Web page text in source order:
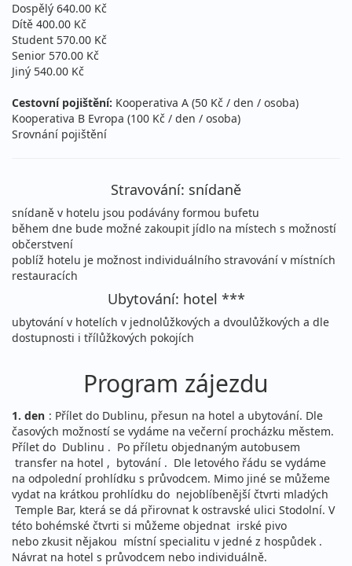
Dospělý 640.00 Kč
Dítě 400.00 Kč
Student 570.00 Kč
Senior 570.00 Kč
Jiný 540.00 Kč
Cestovní pojištění: Kooperativa A (50 Kč / den / osoba)
Kooperativa B Evropa (100 Kč / den / osoba)
Srovnání pojištění
Stravování: snídaně
snídaně v hotelu jsou podávány formou bufetu
během dne bude možné zakoupit jídlo na místech s možností
občerstvení
poblíž hotelu je možnost individuálního stravování v místních
restauracích
Ubytování: hotel ***
ubytování v hotelích v jednolůžkových a dvoulůžkových a dle
dostupnosti i třílůžkových pokojích
Program zájezdu
1. den : Přílet do Dublinu, přesun na hotel a ubytování. Dle
časových možností se vydáme na večerní procházku městem.
Přílet do Dublinu . Po příletu objednaným autobusem
transfer na hotel , bytování . Dle letového řádu se vydáme
na odpolední prohlídku s průvodcem. Mimo jiné se můžeme
vydat na krátkou prohlídku do nejoblíbenější čtvrti mladých
Temple Bar, která se dá přirovnat k ostravské ulici Stodolní. V
této bohémské čtvrti si můžeme objednat irské pivo
nebo zkusit nějakou místní specialitu v jedné z hospůdek .
Návrat na hotel s průvodcem nebo individuálně.